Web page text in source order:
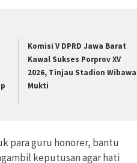
Komisi V DPRD Jawa Barat
Kawal Sukses Porprov XV
2026, Tinjau Stadion Wibawa
Mukti
para guru honorer, bantu
keputusan agar hati